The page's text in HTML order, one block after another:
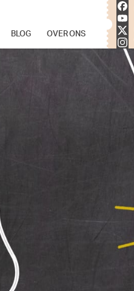
BLOG OVER ONS